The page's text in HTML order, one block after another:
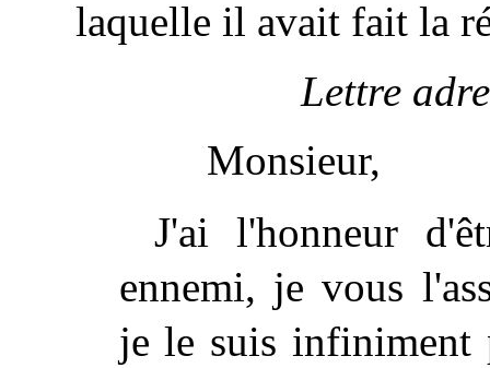
laquelle il avait fait la
Lettre
Monsieur,
J'ai l'honneur
ennemi, je vous
je le suis infiniment